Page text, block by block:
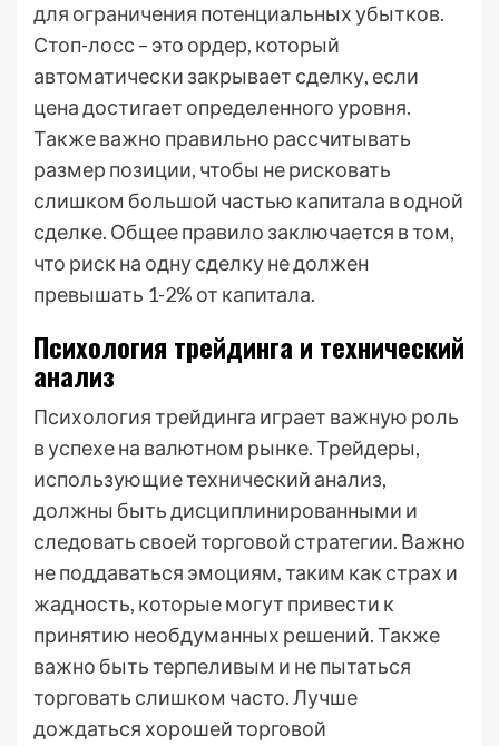
для ограничения потенциальных убытков.
Стоп-лосс – это ордер, который
автоматически закрывает сделку, если
цена достигает определенного уровня.
Также важно правильно рассчитывать
размер позиции, чтобы не рисковать
слишком большой частью капитала в одной
сделке. Общее правило заключается в том,
что риск на одну сделку не должен
превышать 1-2% от капитала.
Психология трейдинга и технический
анализ
Психология трейдинга играет важную роль
в успехе на валютном рынке. Трейдеры,
использующие технический анализ,
должны быть дисциплинированными и
следовать своей торговой стратегии. Важно
не поддаваться эмоциям, таким как страх и
жадность, которые могут привести к
принятию необдуманных решений. Также
важно быть терпеливым и не пытаться
торговать слишком часто. Лучше
дождаться хорошей торговой